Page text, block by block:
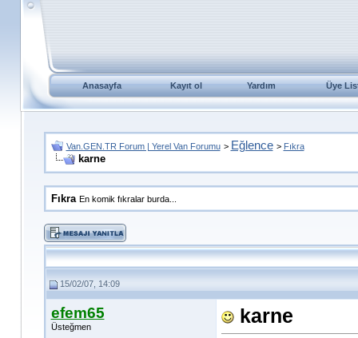
Anasayfa Kayıt ol Yardım Üye
Van.GEN.TR Forum | Yerel Van Forumu > Eğlence > Fıkra
karne
Fıkra En komik fıkralar burda...
15/02/07, 14:09
efem65
Üsteğmen karne